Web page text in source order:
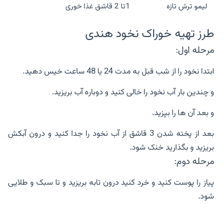
لیمو ترش تازه
1تا 2 قاشق غذا خوری
طرز تهیه خوراک نخود هندی
مرحله اول:
ابتدا نخود را از شب قبل به مدت 24 یا 48 ساعت خیس دهید.
و چندین بار آب نخود را خالی کنید و دوباره آب بریزید.
و بعد آن ها را بپزید.
بعد از پخته شدن 3 قاشق از آب نخود را جدا کنید و درون آبکش
بریزید و بگذارید خنک شود.
مرحله دوم:
پیاز را پوست کنید و خرد کنید درون تابه بریزید و تا سبک و طلایی
شود.